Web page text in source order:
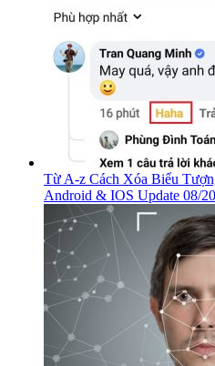
Từ A-z Cách Xóa Biểu
Android & IOS Update 08/